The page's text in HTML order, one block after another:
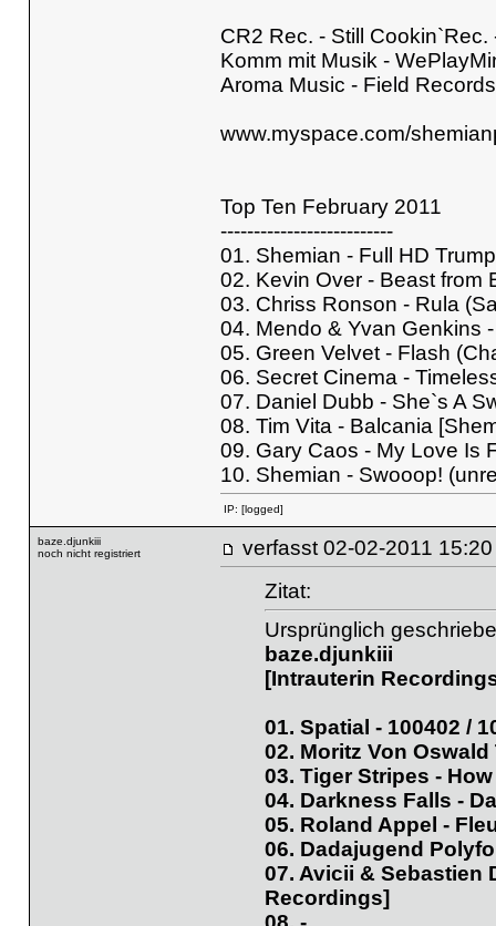
CR2 Rec. - Still
Komm mit Musik -
Aroma Music - Field
www.myspace.com/
Top Ten February 2011
--------------------------
01. Shemian - Full HD
02. Kevin Over - Beast from
03. Chriss Ronson - Rula
04. Mendo & Yvan Genkins
05. Green Velvet - Flash
06. Secret Cinema -
07. Daniel Dubb - She`s A
08. Tim Vita - Balcania
09. Gary Caos - My Love Is
10. Shemian - Swooop!
IP: [logged]
baze.djunkiii
noch nicht registriert
verfasst 02-02-2011
Zitat:
Ursprünglich
baze.djunkiii
[Intrauterin
01. Spatial - 100402 /
02. Moritz Von
03. Tiger Stripes -
04. Darkness Falls -
05. Roland Appel -
06. Dadajugend
07. Avicii & Sebastien
Recordings]